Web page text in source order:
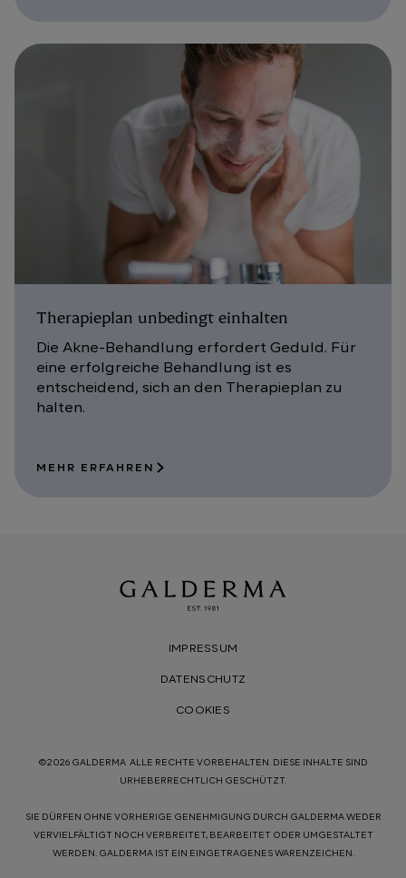
Therapieplan unbedingt einhalten
Die Akne-Behandlung erfordert Geduld. Für
eine erfolgreiche Behandlung ist es
entscheidend, sich an den Therapieplan zu
halten.
MEHR ERFAHREN
IMPRESSUM
DATENSCHUTZ
COOKIES
©2026 GALDERMA ALLE RECHTE VORBEHALTEN. DIESE INHALTE SIND
URHEBERRECHTLICH GESCHÜTZT.
SIE DÜRFEN OHNE VORHERIGE GENEHMIGUNG DURCH GALDERMA WEDER
VERVIELFÄLTIGT NOCH VERBREITET, BEARBEITET ODER UMGESTALTET
WERDEN. GALDERMA IST EIN EINGETRAGENES WARENZEICHEN.